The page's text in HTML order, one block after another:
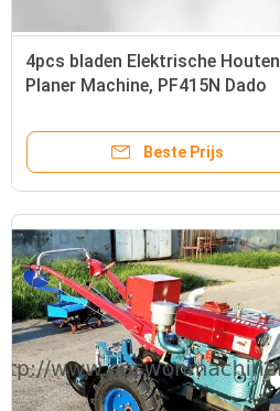
4pcs bladen Elektrische Houten
Planer Machine, PF415N Dado
Beste Prijs